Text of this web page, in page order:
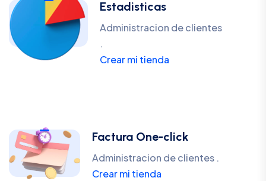
Estadisticas
Administracion de clientes
.
Crear mi tienda
Factura One-click
Administracion de clientes .
Crear mi tienda